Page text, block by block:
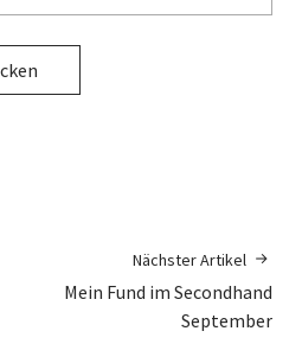
Nächster Artikel
Mein Fund im Secondhand
September